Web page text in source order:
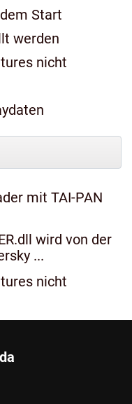
Start
werden
nicht
mit TAI-PAN
wird von der
...
nicht